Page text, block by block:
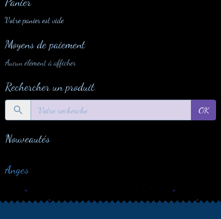
Votre panier est vide
Moyens de paiement
Aucun élément à afficher
Rechercher un produit
OK
Nouveautés
Anges